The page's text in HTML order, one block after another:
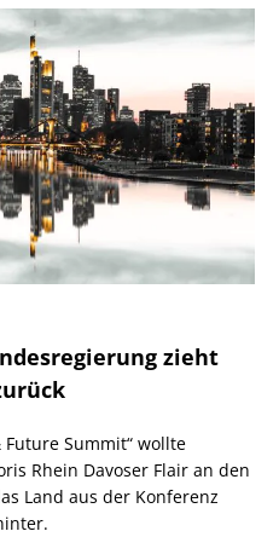
zieht
Summit“ wollte
Rhein Davoser Flair an den
Land aus der Konferenz